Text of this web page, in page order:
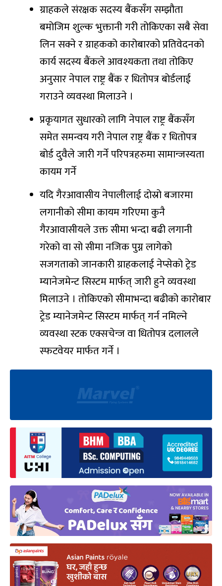
ग्राहकले संरक्षक सदस्य बैंकसँग सम्झौता
बमोजिम शुल्क भुक्तानी गरी तोकिएका सबै सेवा
लिन सक्ने र ग्राहकको कारोबारको प्रतिवेदनको
कार्य सदस्य बैंकले आवश्यकता तथा तोकिए
अनुसार नेपाल राष्ट्र बैंक र धितोपत्र बोर्डलाई
गराउने व्यवस्था मिलाउने ।
प्रकृयागत सुधारको लागि नेपाल राष्ट्र बैंकसँग
समेत समन्वय गरी नेपाल राष्ट्र बैंक र धितोपत्र
बोर्ड दुवैले जारी गर्ने परिपत्रहरुमा सामान्जस्यता
कायम गर्ने
यदि गैरआवासीय नेपालीलाई दोस्रो बजारमा
लगानीको सीमा कायम गरिएमा कुनै
गैरआवासीयले उक्त सीमा भन्दा बढी लगानी
गरेको वा सो सीमा नजिक पुग्न लागेको
सजगताको जानकारी ग्राहकलाई नेप्सेको ट्रेड
म्यानेजमेन्ट सिस्टम मार्फत् जारी हुने व्यवस्था
मिलाउने । तोकिएको सीमाभन्दा बढीको कारोबार
ट्रेड म्यानेजमेन्ट सिस्टम मार्फत् गर्न नमिल्ने
व्यवस्था स्टक एक्सचेन्ज वा धितोपत्र दलालले
स्फटवेयर मार्फत गर्ने ।